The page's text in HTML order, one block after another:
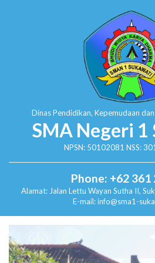
Dinas Pendidikan, Kepemudaan
SMA Negeri
NPSN: 50102081 NSS:
Phone: +62 361
Alamat: Jalan Lettu Wayan Sutha II,
E-mail: info@sma1-